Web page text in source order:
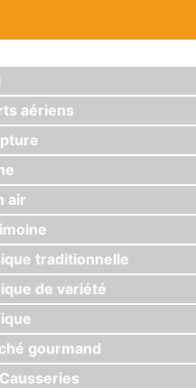
aériens
air
traditionnelle
de variété
gourmand